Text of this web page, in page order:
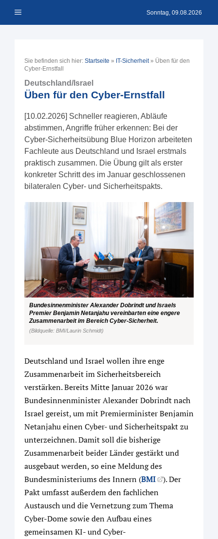
Inhalt Menü Sonntag, 09.08.2026
Sie befinden sich hier: Startseite » IT-Sicherheit» Üben für den
Cyber-Ernstfall
Deutschland/Israel
Üben für den Cyber-Ernstfall
[10.02.2026] Schneller reagieren, Abläufe
abstimmen, Angriffe früher erkennen: Bei der
Cyber-Sicherheitsübung Blue Horizon arbeiteten
Fachleute aus Deutschland und Israel erstmals
praktisch zusammen. Die Übung gilt als erster
konkreter Schritt des im Januar geschlossenen
bilateralen Cyber- und Sicherheitspakts.
Bundesinnenminister Alexander Dobrindt und Israels
Premier Benjamin Netanjahu vereinbarten eine engere
Zusammenarbeit im Bereich Cyber-Sicherheit.
(Bildquelle: BMI/Laurin Schmidt)
Deutschland und Israel wollen ihre enge
Zusammenarbeit im Sicherheitsbereich
verstärken. Bereits Mitte Januar 2026 war
Bundesinnenminister Alexander Dobrindt nach
Israel gereist, um mit Premierminister Benjamin
Netanjahu einen Cyber- und Sicherheitspakt zu
unterzeichnen. Damit soll die bisherige
Zusammenarbeit beider Länder gestärkt und
ausgebaut werden, so eine Meldung des
Bundesministeriums des Innern (BMI
). Der
Pakt umfasst außerdem den fachlichen
Austausch und die Vernetzung zum Thema
Cyber-Dome sowie den Aufbau eines
gemeinsamen KI- und Cyber-